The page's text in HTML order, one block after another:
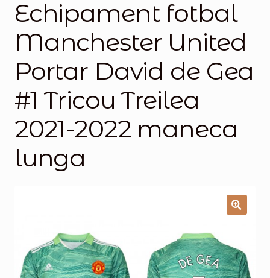
Magazinul
Echipament fotbal
Manchester United
Portar David de Gea
#1 Tricou Treilea
2021-2022 maneca
lunga